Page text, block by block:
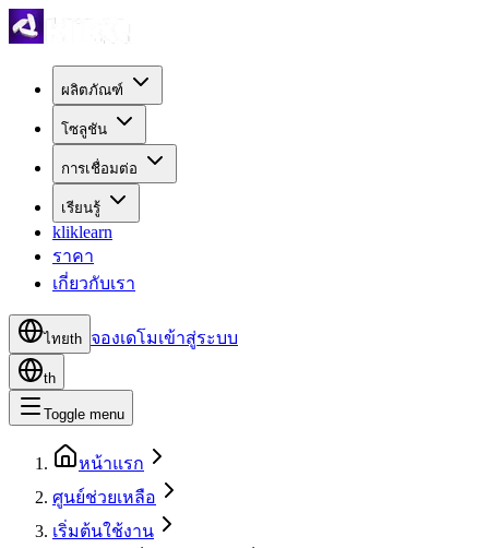
ผลิตภัณฑ์
โซลูชัน
การเชื่อมต่อ
เรียนรู้
kliklearn
ราคา
เกี่ยวกับเรา
ไทยth จองเดโมเข้าสู่ระบบ
th
Toggle menu
หน้าแรก
ศูนย์ช่วยเหลือ
เริ่มต้นใช้งาน